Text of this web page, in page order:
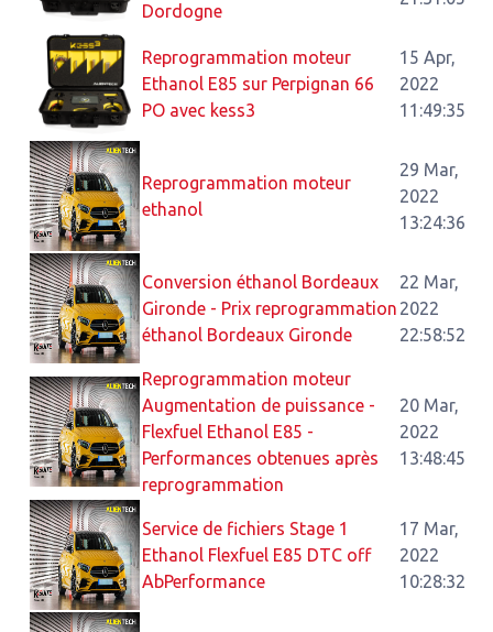
Dordogne
Reprogrammation moteur
Ethanol E85 sur Perpignan 66
PO avec kess3
15 Apr,
2022
11:49:35
Reprogrammation moteur
ethanol
29 Mar,
2022
13:24:36
Conversion éthanol Bordeaux
Gironde - Prix reprogrammation
éthanol Bordeaux Gironde
22 Mar,
2022
22:58:52
Reprogrammation moteur
Augmentation de puissance -
Flexfuel Ethanol E85 -
Performances obtenues après
reprogrammation
20 Mar,
2022
13:48:45
Service de fichiers Stage 1
Ethanol Flexfuel E85 DTC off
AbPerformance
17 Mar,
2022
10:28:32